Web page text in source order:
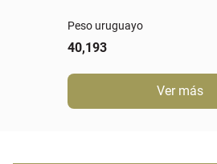
Peso uruguayo
40,193
Ver más